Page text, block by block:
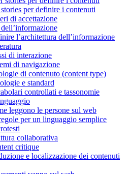
per definire i contenuti
di accettazione
l’architettura dell’informazione
di interazione
di navigazione
di contenuto (content type)
e standard
controllati e tassonomie
leggono le persone sul web
per un linguaggio semplice
collaborativa
critique
e localizzazione dei contenuti